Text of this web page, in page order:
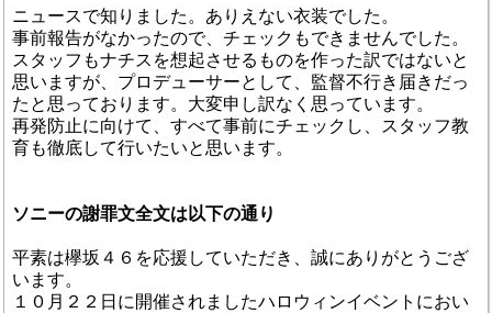
ニュースで知りました。ありえない衣装でした。
事前報告がなかったので、チェックもできませんでした。
スタッフもナチスを想起させるものを作った訳ではないと
思いますが、プロデューサーとして、監督不行き届きだっ
たと思っております。大変申し訳なく思っています。
再発防止に向けて、すべて事前にチェックし、スタッフ教
育も徹底して行いたいと思います。
ソニーの謝罪文全文は以下の通り
平素は欅坂４６を応援していただき、誠にありがとうござ
います。
１０月２２日に開催されましたハロウィンイベントにおい